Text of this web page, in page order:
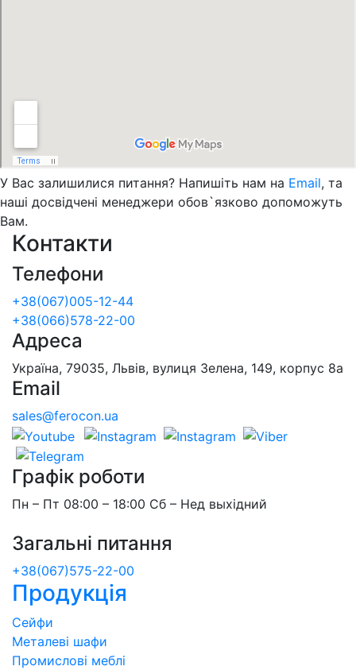
У Вас залишилися питання? Напишіть нам на Email, та
наші досвідчені менеджери обов`язково допоможуть
Вам.
Контакти
Телефони
+38(067)005-12-44
+38(066)578-22-00
Адреса
Україна, 79035, Львів, вулиця Зелена, 149, корпус 8а
Email
sales@ferocon.ua
Графік роботи
Пн – Пт 08:00 – 18:00 Сб – Нед выхідний
Загальні питання
+38(067)575-22-00
Продукція
Сейфи
Металеві шафи
Промислові меблі